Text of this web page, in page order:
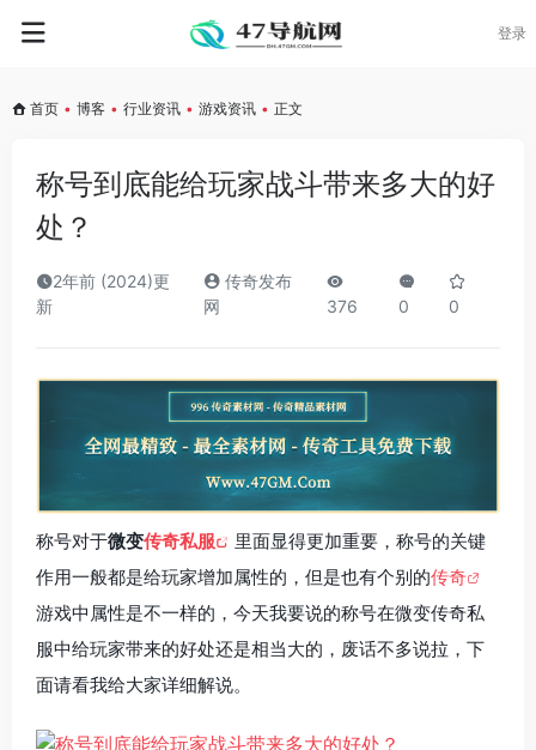
登录
首页 • 博客 • 行业资讯 • 游戏资讯 • 正文
称号到底能给玩家战斗带来多大的好
处？
2年前 (2024)更
新
传奇发布
网
376 0 0
称号对于微变传奇私服
里面显得更加重要，称号的关键
作用一般都是给玩家增加属性的，但是也有个别的传奇
游戏中属性是不一样的，今天我要说的称号在微变传奇私
服中给玩家带来的好处还是相当大的，废话不多说拉，下
面请看我给大家详细解说。